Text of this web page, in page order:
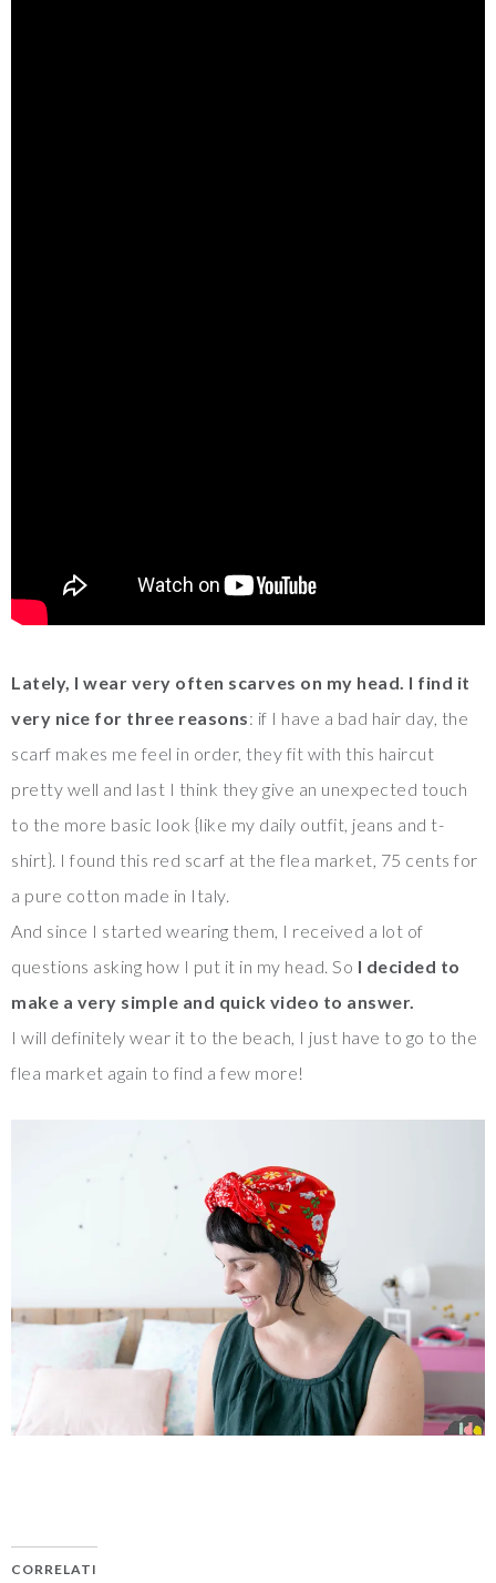
Lately, I wear very often scarves on my head. I find it
very nice for three reasons: if I have a bad hair day, the
scarf makes me feel in order, they fit with this haircut
pretty well and last I think they give an unexpected touch
to the more basic look {like my daily outfit, jeans and t-
shirt}. I found this red scarf at the flea market, 75 cents for
a pure cotton made in Italy.
And since I started wearing them, I received a lot of
questions asking how I put it in my head. So I decided to
make a very simple and quick video to answer.
I will definitely wear it to the beach, I just have to go to the
flea market again to find a few more!
CORRELATI